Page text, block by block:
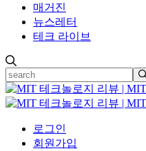
매거진
뉴스레터
테크 라이브
로그인
회원가입